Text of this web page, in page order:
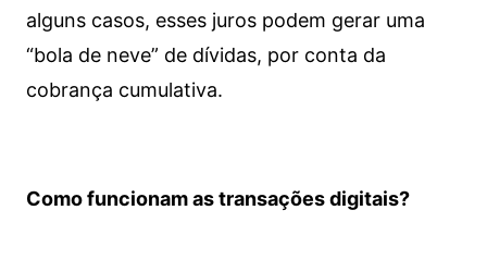
alguns casos, esses juros podem gerar uma
“bola de neve” de dívidas, por conta da
cobrança cumulativa.
Como funcionam as transações digitais?